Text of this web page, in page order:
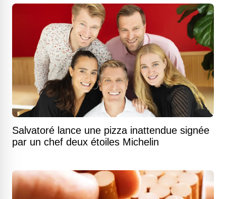
Salvatoré lance une pizza inattendue signée
par un chef deux étoiles Michelin